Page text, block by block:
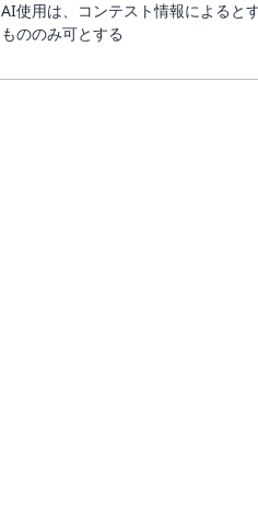
AI使用は、コンテスト情報による
もののみ可とする